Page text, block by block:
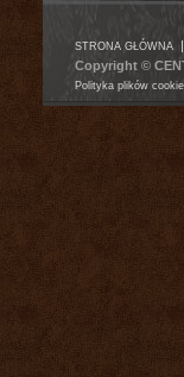
STRONA GŁÓWNA |
Copyright ©
Polityka plików